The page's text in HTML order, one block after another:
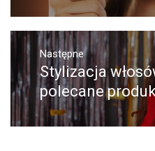
Następne
Następny
post:
Stylizacja
polecane